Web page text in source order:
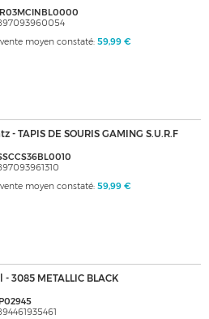
moyen constaté: 59,99 €
- TAPIS DE SOURIS GAMING S.U.R.F
moyen constaté: 59,99 €
3085 METALLIC BLACK